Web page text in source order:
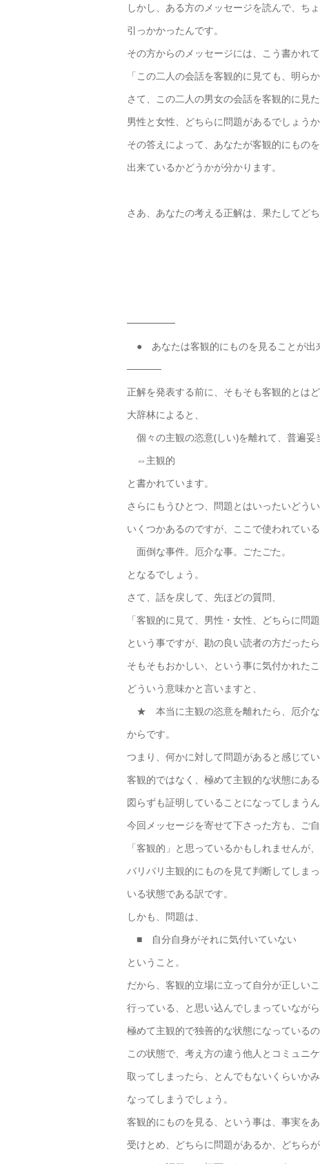
しかし、ある方のメッセージを読んで、ち
引っかかったんです。
その方からのメッセージには、こう書かれて
「この二人の会話を客観的に見ても、明ら
さて、この二人の男女の会話を客観的に見た
男性と女性、どちらに問題があるでしょうか
その答えによって、あなたが客観的にもの
出来ているかどうかが分かります。
さあ、あなたの考える正解は、果たしてど
━━━━━
● あなたは客観的にものを見ることが出
─────
正解を発表する前に、そもそも客観的とは
大辞林によると、
個々の主観の恣意(しい)を離れて、普遍妥
⇔主観的
と書かれています。
さらにもうひとつ、問題とはいったいどう
いくつかあるのですが、ここで使われている
面倒な事件。厄介な事。ごたごた。
となるでしょう。
さて、話を戻して、先ほどの質問、
「客観的に見て、男性・女性、どちらに問
という事ですが、勘の良い読者の方だった
そもそもおかしい、という事に気付かれたこ
どういう意味かと言いますと、
★ 本当に主観の恣意を離れたら、厄介な
からです。
つまり、何かに対して問題があると感じてい
客観的ではなく、極めて主観的な状態にある
図らずも証明していることになってしまうん
今回メッセージを寄せて下さった方も、ご
「客観的」と思っているかもしれませんが
バリバリ主観的にものを見て判断してしま
いる状態である訳です。
しかも、問題は、
■ 自分自身がそれに気付いていない
ということ。
だから、客観的立場に立って自分が正しい
行っている、と思い込んでしまっていながら
極めて主観的で独善的な状態になっているの
この状態で、考え方の違う他人とコミュニ
取ってしまったら、とんでもないくらいか
なってしまうでしょう。
客観的にものを見る、という事は、事実を
受けとめ、どちらに問題があるか、どちらが